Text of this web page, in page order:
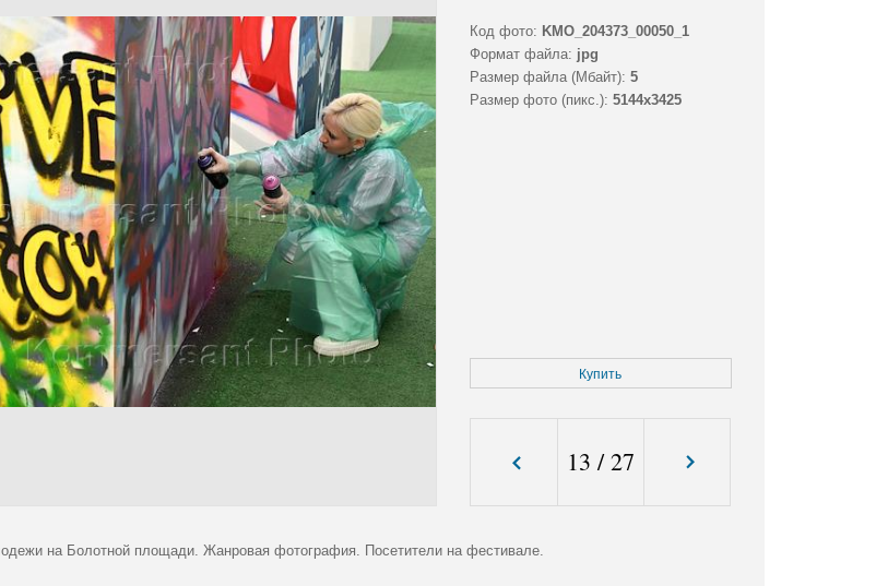
Код фото: KMO_204373_00050_1
Формат файла: jpg
Размер файла (Мбайт): 5
Размер фото (пикс.): 5144x3425
Купить
13 /27
на Болотной площади. Жанровая фотография. Посетители на фестивале.